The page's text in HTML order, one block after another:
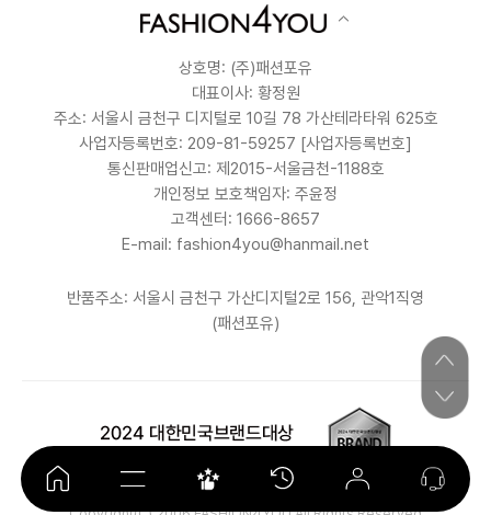
상호명: (주)패션포유
대표이사: 황정원
주소: 서울시 금천구 디지털로 10길 78 가산테라타워 625호
사업자등록번호: 209-81-59257 [사업자등록번호]
통신판매업신고: 제2015-서울금천-1188호
개인정보 보호책임자: 주윤정
고객센터: 1666-8657
E-mail: fashion4you@hanmail.net
반품주소: 서울시 금천구 가산디지털2로 156, 관악1직영
(패션포유)